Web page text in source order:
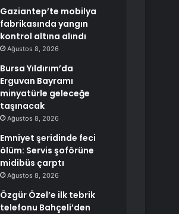
Gaziantep’te mobilya
fabrikasında yangın
kontrol altına alındı
Ağustos 8, 2026
Bursa Yıldırım’da
Erguvan Bayramı
minyatürle geleceğe
taşınacak
Ağustos 8, 2026
Emniyet şeridinde feci
ölüm: Servis şoförüne
midibüs çarptı
Ağustos 8, 2026
Özgür Özel’e ilk tebrik
telefonu Bahçeli’den